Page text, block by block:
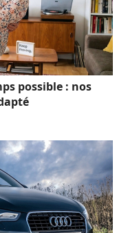
possible : nos